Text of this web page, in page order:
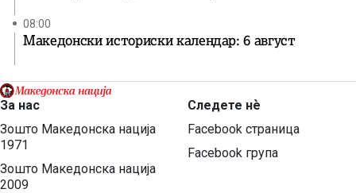
08:00
Македонски историски календар: 6 август
За нас
Зошто Македонска нација
1971
Зошто Македонска нација
2009
Следете нѐ
Facebook страница
Facebook група